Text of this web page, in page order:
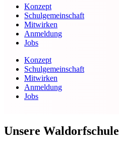
Konzept
Schulgemeinschaft
Mitwirken
Anmeldung
Jobs
Konzept
Schulgemeinschaft
Mitwirken
Anmeldung
Jobs
Unsere Waldorfschule